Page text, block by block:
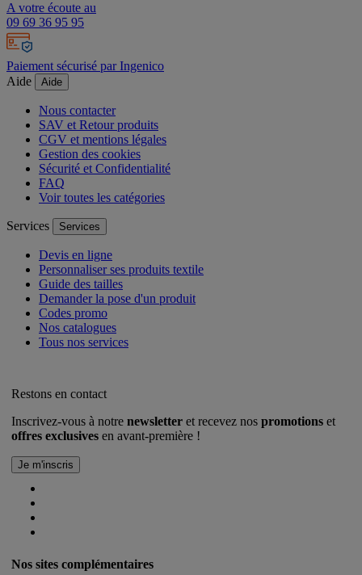
A votre écoute au
09 69 36 95 95
Paiement sécurisé par Ingenico
Aide
Aide
Nous contacter
SAV et Retour produits
CGV et mentions légales
Gestion des cookies
Sécurité et Confidentialité
FAQ
Voir toutes les catégories
Services Services
Devis en ligne
Personnaliser ses produits textile
Guide des tailles
Demander la pose d'un produit
Codes promo
Nos catalogues
Tous nos services
Restons en contact
Inscrivez-vous à notre newsletter et recevez nos promotions et
offres exclusives en avant-première !
Nos sites complémentaires